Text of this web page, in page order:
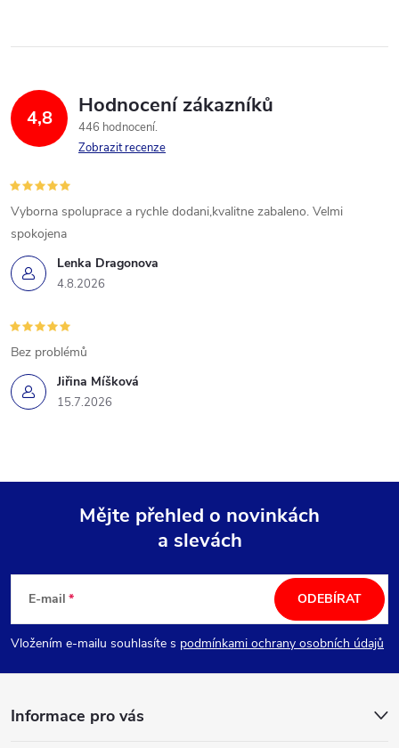
4,8 Hodnocení zákazníků
446 hodnocení
Zobrazit recenze
Lenka Dragonova
4.8.2026
Vyborna spoluprace a rychle dodani,kvalitne zabaleno. Velmi
spokojena
Jiřina Míšková
15.7.2026
Bez problémů
p
Mějte přehled o novinkách
a slevách
E-mail
Vložením e-mailu souhlasíte s podmínkami ochrany osobních údajů
ODEBÍRAT
Informace pro vás